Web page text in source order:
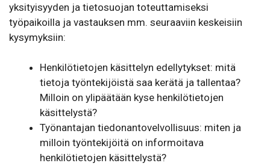
yksityisyyden ja tietosuojan toteuttamiseksi
työpaikoilla ja vastauksen mm. seuraaviin keskeisiin
kysymyksiin:
Henkilötietojen käsittelyn edellytykset: mitä
tietoja työntekijöistä saa kerätä ja tallentaa?
Milloin on ylipäätään kyse henkilötietojen
käsittelystä?
Työnantajan tiedonantovelvollisuus: miten ja
milloin työntekijöitä on informoitava
henkilötietojen käsittelystä?